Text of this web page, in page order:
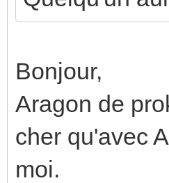
Bonjour,
Aragon de
cher qu'avec
moi.